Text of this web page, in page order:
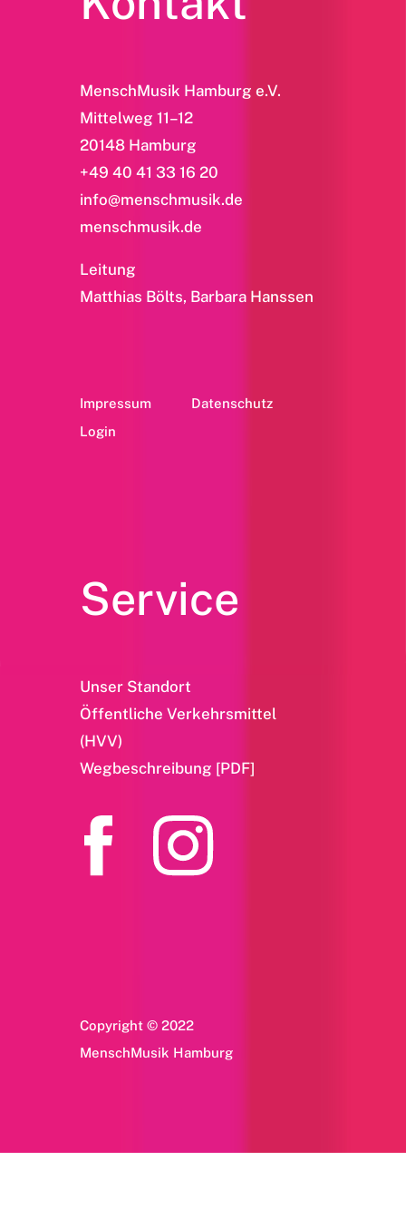
MenschMusik Hamburg e.V.
Mittelweg 11–12
20148 Hamburg
+49 40 41 33 16 20
info@menschmusik.de
menschmusik.de
Leitung
Matthias Bölts, Barbara Hanssen
Impressum
Datenschutz
Login
Service
Unser Standort
Öffentliche Verkehrsmittel
(HVV)
Wegbeschreibung [PDF]
Copyright © 2022
MenschMusik Hamburg